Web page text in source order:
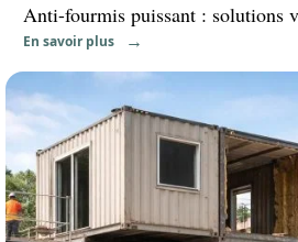
Anti-fourmis puissant : solutions
En savoir plus